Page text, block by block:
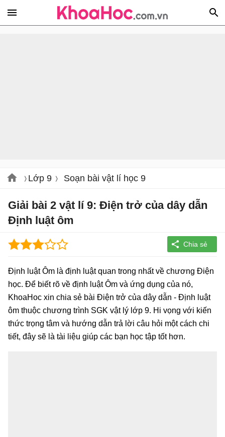
Lớp 9 Soạn bài vật lí học 9
Giải bài 2 vật lí 9: Điện trở của dây dẫn
Định luật ôm
Định luật Ôm là định luật quan trong nhất về chương Điện
học. Để biết rõ về định luật Ôm và ứng dụng của nó,
KhoaHoc xin chia sẻ bài Điện trở của dây dẫn - Định luật
ôm thuộc chương trình SGK vật lý lớp 9. Hi vọng với kiến
thức trọng tâm và hướng dẫn trả lời câu hỏi một cách chi
tiết, đây sẽ là tài liệu giúp các bạn học tập tốt hơn.